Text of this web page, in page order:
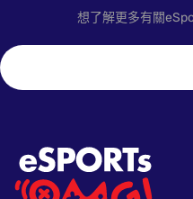
想了解更多有關